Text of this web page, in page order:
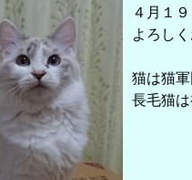
４月１
よろし
猫は猫
長毛猫